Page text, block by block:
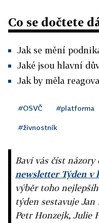
Co se dočtete
Jak se mění
Jaké jsou hlavní
Jak by měla
#OSVČ #platforma
#živnostník
Baví vás číst
newsletter Týden v
výběr toho
týden sestavuje
Petr Honzejk, Julie